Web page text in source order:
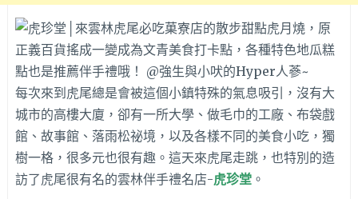
每次來到虎尾總是會被這個小鎮特殊的氣息吸引，沒有大
城市的高樓大廈，卻有一所大學、做毛巾的工廠、布袋戲
館、故事館、落雨松祕境，以及各樣不同的美食小吃，獨
樹一格，很多元也很有趣。這天來虎尾走跳，也特別的造
訪了虎尾很有名的雲林伴手禮名店-虎珍堂。